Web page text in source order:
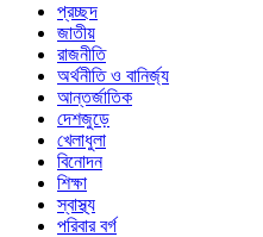
প্রচ্ছদ
জাতীয়
রাজনীতি
অর্থনীতি ও বানির্জ্য
আন্তর্জাতিক
দেশজুড়ে
খেলাধুলা
বিনোদন
শিক্ষা
স্বাস্থ্য
পরিবার বর্গ